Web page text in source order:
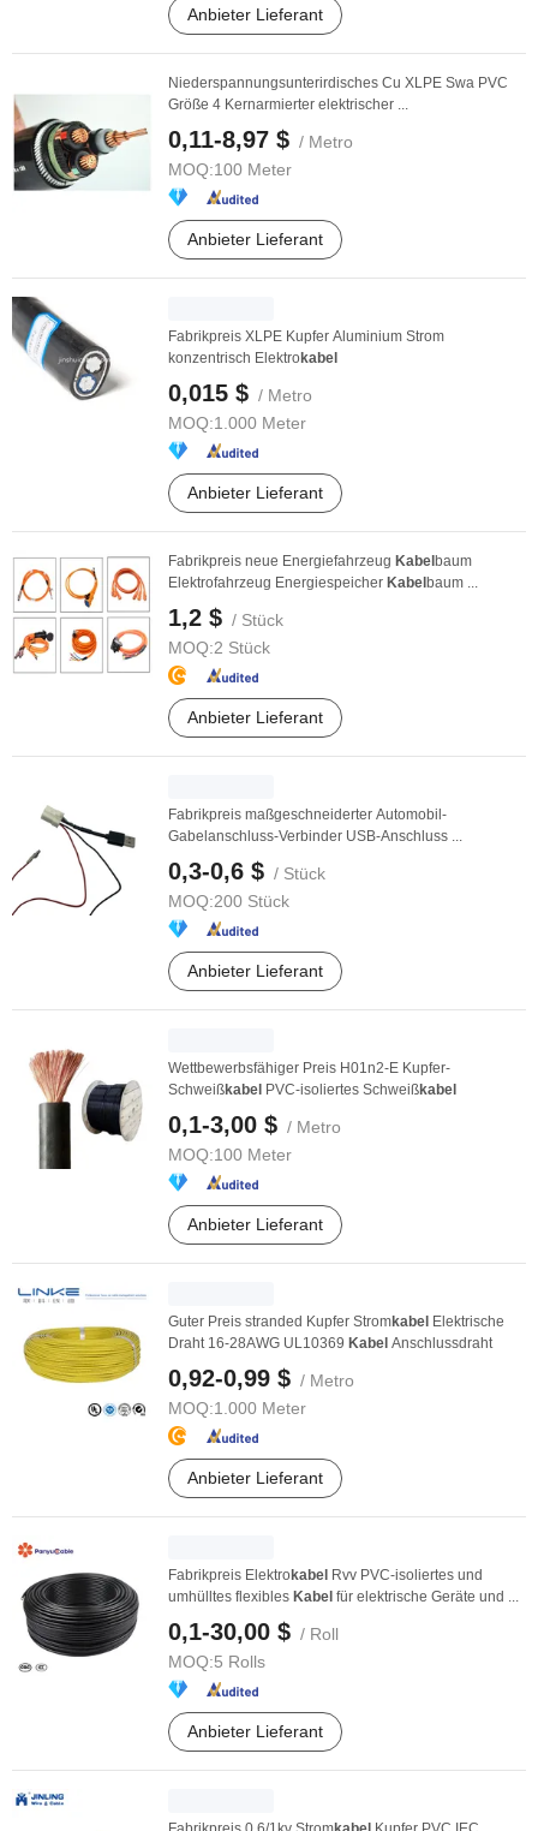
Anbieter Lieferant
Niederspannungsunterirdisches Cu XLPE Swa PVC
Größe 4 Kernarmierter elektrischer ...
0,11-8,97 $ / Metro
MOQ:100 Meter
Anbieter Lieferant
Fabrikpreis XLPE Kupfer Aluminium Strom
konzentrisch Elektrokabel
0,015 $ / Metro
MOQ:1.000 Meter
Anbieter Lieferant
Fabrikpreis neue Energiefahrzeug Kabel baum
Elektrofahrzeug Energiespeicher Kabel baum ...
1,2 $ / Stück
MOQ:2 Stück
Anbieter Lieferant
Fabrikpreis maßgeschneiderter Automobil-
Gabelanschluss-Verbinder USB-Anschluss ...
0,3-0,6 $ / Stück
MOQ:200 Stück
Anbieter Lieferant
Wettbewerbsfähiger Preis H01n2-E Kupfer-
Schweißkabel PVC-isoliertes Schweißkabel
0,1-3,00 $ / Metro
MOQ:100 Meter
Anbieter Lieferant
Guter Preis stranded Kupfer Stromkabel Elektrische
Draht 16-28AWG UL10369 Kabel Anschlussdraht
0,92-0,99 $ / Metro
MOQ:1.000 Meter
Anbieter Lieferant
Fabrikpreis Elektrokabel Rvv PVC-isoliertes und
umhülltes flexibles Kabel für elektrische Geräte und ...
0,1-30,00 $ / Roll
MOQ:5 Rolls
Anbieter Lieferant